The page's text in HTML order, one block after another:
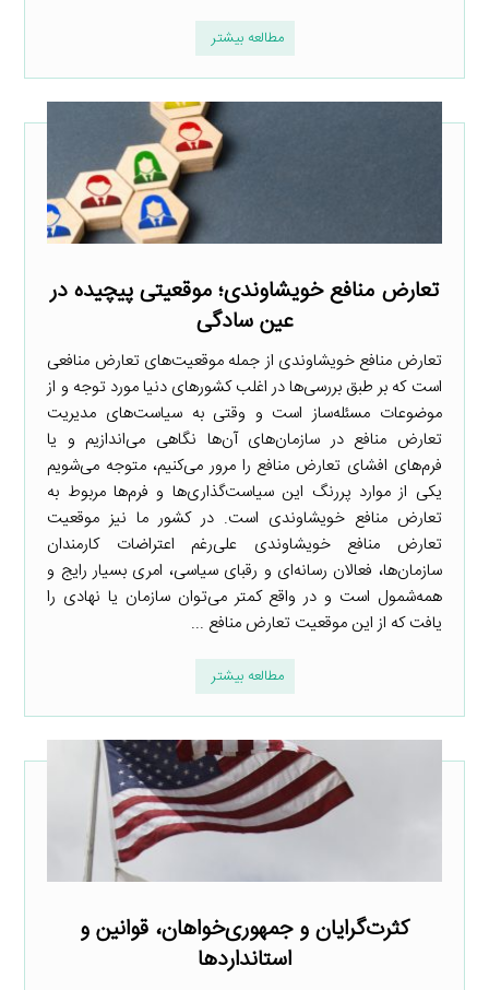
مطالعه بیشتر
تعارض منافع خویشاوندی؛ موقعیتی پیچیده در
عین سادگی
تعارض منافع خویشاوندی از جمله موقعیت‌های تعارض منافعی
است که بر طبق بررسی‌ها در اغلب کشورهای دنیا مورد توجه و از
موضوعات مسئله‌ساز است و وقتی به سیاست‌های مدیریت
تعارض منافع در سازمان‌های آن‌ها نگاهی می‌اندازیم و یا
فرم‌های افشای تعارض منافع را مرور می‌کنیم، متوجه می‌شویم
یکی از موارد پررنگ این سیاست‌گذاری‌ها و فرم‌ها مربوط به
تعارض منافع خویشاوندی است. در کشور ما نیز موقعیت
تعارض منافع خویشاوندی علی‌رغم اعتراضات کارمندان
سازمان‌ها، فعالان رسانه‌ای و رقبای سیاسی، امری بسیار رایج و
همه‌شمول است و در واقع کمتر می‌توان سازمان یا نهادی را
یافت که از این موقعیت تعارض منافع ...
مطالعه بیشتر
کثرت‌گرایان و جمهوری‌خواهان، قوانین و
استانداردها